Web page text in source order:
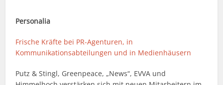
Personalia
Frische Kräfte bei PR-Agenturen, in
Kommunikationsabteilungen und in Medienhäusern
Putz & Stingl, Greenpeace, „News“, EVVA und